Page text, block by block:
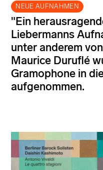
NEUE AUFNAHMEN
"Ein
Liebermanns
unter anderem
Maurice Duruflé
Gramophone in
aufgenommen.